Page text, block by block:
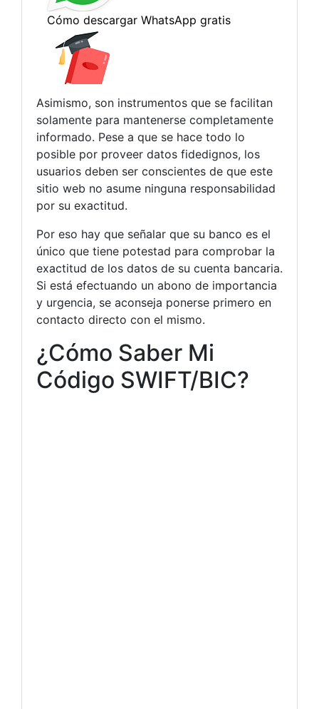
Asimismo, son instrumentos que se facilitan
solamente para mantenerse completamente
informado. Pese a que se hace todo lo
posible por proveer datos fidedignos, los
usuarios deben ser conscientes de que este
sitio web no asume ninguna responsabilidad
por su exactitud.
Por eso hay que señalar que su banco es el
único que tiene potestad para comprobar la
exactitud de los datos de su cuenta bancaria.
Si está efectuando un abono de importancia
y urgencia, se aconseja ponerse primero en
contacto directo con el mismo.
¿Cómo Saber Mi
Código SWIFT/BIC?